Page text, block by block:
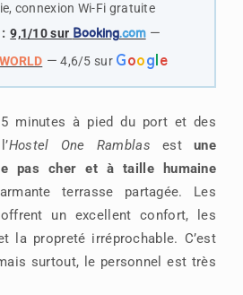
connexion Wi-Fi gratuite
9,1/10 sur Booking.com—
— 4,6/5 sur Google
minutes à pied du port et des
Hostel One Ramblas estune
pas cher et à taille humaine
terrasse partagée. Les
un excellent confort, les
la propreté irréprochable. C’est
surtout, le personnel est très